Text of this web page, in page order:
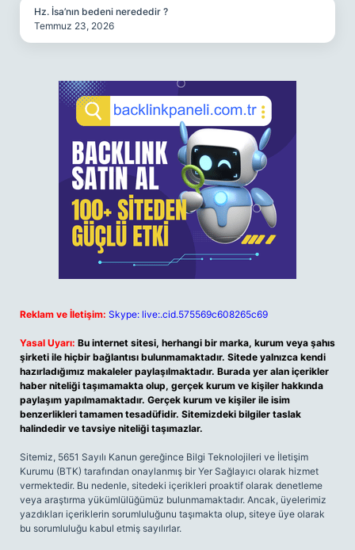
Hz. İsa’nın bedeni nerededir ?
Temmuz 23, 2026
Reklam ve İletişim: Skype: live:.cid.575569c608265c69
Yasal Uyarı: Bu internet sitesi, herhangi bir marka, kurum veya şahıs
şirketi ile hiçbir bağlantısı bulunmamaktadır. Sitede yalnızca kendi
hazırladığımız makaleler paylaşılmaktadır. Burada yer alan içerikler
haber niteliği taşımamakta olup, gerçek kurum ve kişiler hakkında
paylaşım yapılmamaktadır. Gerçek kurum ve kişiler ile isim
benzerlikleri tamamen tesadüfidir. Sitemizdeki bilgiler taslak
halindedir ve tavsiye niteliği taşımazlar.
Sitemiz, 5651 Sayılı Kanun gereğince Bilgi Teknolojileri ve İletişim
Kurumu (BTK) tarafından onaylanmış bir Yer Sağlayıcı olarak hizmet
vermektedir. Bu nedenle, sitedeki içerikleri proaktif olarak denetleme
veya araştırma yükümlülüğümüz bulunmamaktadır. Ancak, üyelerimiz
yazdıkları içeriklerin sorumluluğunu taşımakta olup, siteye üye olarak
bu sorumluluğu kabul etmiş sayılırlar.